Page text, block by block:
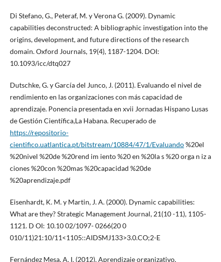
Di Stefano, G., Peteraf, M. y Verona G. (2009). Dynamic
capabilities deconstructed: A bibliographic investigation into the
origins, development, and future directions of the research
domain. Oxford Journals, 19(4), 1187-1204. DOI:
10.1093/icc/dtq027
Dutschke, G. y García del Junco, J. (2011). Evaluando el nivel de
rendimiento en las organizaciones con más capacidad de
aprendizaje. Ponencia presentada en xvii Jornadas Hispano Lusas
de Gestión Científica,La Habana. Recuperado de
https://repositorio-
cientifico.uatlantica.pt/bitstream/10884/47/1/Evaluando%20el
%20nivel %20de %20rend im iento %20 en %20la s %20 orga n iz a
ciones %20con %20mas %20capacidad %20de
%20aprendizaje.pdf
Eisenhardt, K. M. y Martin, J. A. (2000). Dynamic capabilities:
What are they? Strategic Management Journal, 21(10 -11), 1105-
1121. D OI: 10.10 02/1097- 0266(20 0
010/11)21:10/11<1105::AIDSMJ133>3.0.CO;2-E
Fernández Mesa, A. I. (2012). Aprendizaje organizativo,